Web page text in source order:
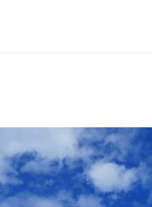
descubre, ¡y descubre su mundo!